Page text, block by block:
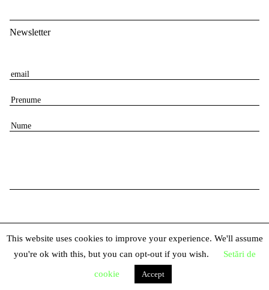
Newsletter
E
a
i
P
e
e
N
© 2026 Centrul Național al Dansului București
This website uses cookies to improve your experience. We'll assume
you're ok with this, but you can opt-out if you wish.
Setări de
cookie Accept